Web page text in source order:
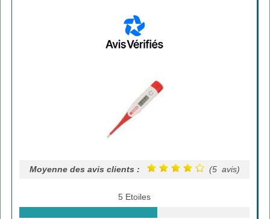
Moyenne des avis clients : (5 avis)
5 Etoiles